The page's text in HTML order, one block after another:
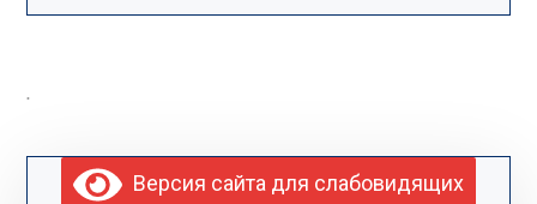
.
Версия сайта для слабовидящих